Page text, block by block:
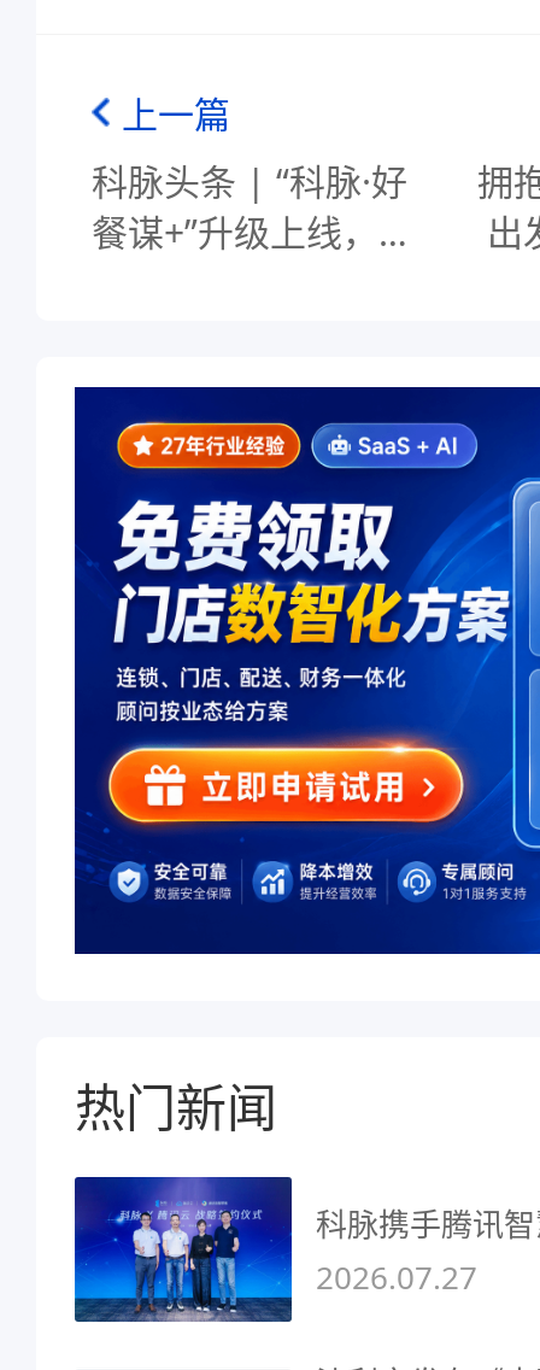
上一篇
科脉头条 | “科脉·好
餐谋+”升级上线，让
拥
出
热门新闻
科脉携手腾讯
2026.07.27